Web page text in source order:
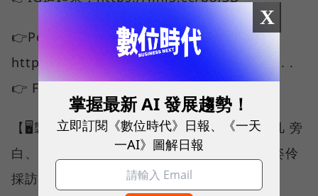
👉Podcast🎧：
https://podcasts.apple.com/us/podcast.. .
👉 Facebook：https://pse.is/5jkg9k
【🖥️製作團隊🎥】 監製｜王志仁 企劃｜蔣逸凡 旁
白、腳本撰稿｜蔣逸凡 美術、後製剪輯｜陳姿伶
採訪｜郭采樺
X
掌握最新 AI 發展趨勢！
立即訂閱《數位時代》日報、《一天
一AI》圖解日報